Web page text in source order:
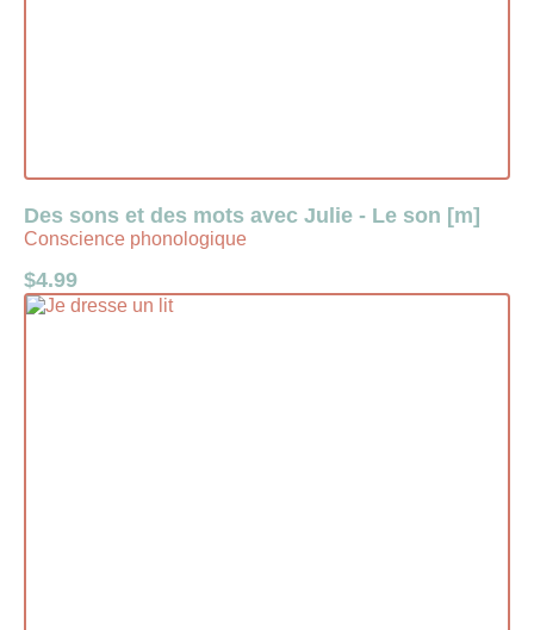
Des sons et des mots avec Julie - Le son [m]
Conscience phonologique
$4.99